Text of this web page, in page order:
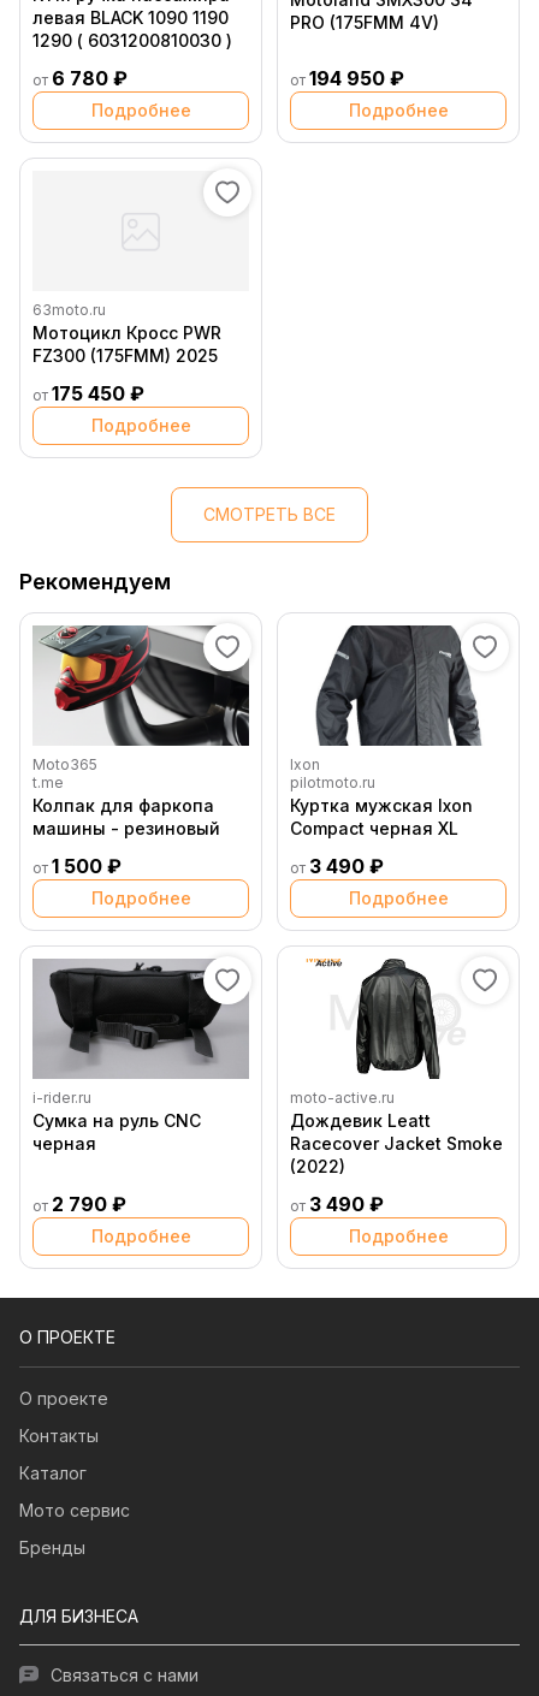
левая BLACK 1090 1190
1290 ( 6031200810030 )
от 6 780 ₽
Подробнее
PRO (175FMM 4V)
от 194 950 ₽
Подробнее
63moto.ru
Мотоцикл Кросс PWR
FZ300 (175FMM) 2025
от 175 450 ₽
Подробнее
СМОТРЕТЬ ВСЕ
Рекомендуем
Moto365
t.me
Колпак для фаркопа
машины - резиновый
от 1 500 ₽
Подробнее
Ixon
pilotmoto.ru
Куртка мужская Ixon
Compact черная XL
от 3 490 ₽
Подробнее
i-rider.ru
Сумка на руль CNC
черная
от 2 790 ₽
Подробнее
moto-active.ru
Дождевик Leatt
Racecover Jacket Smoke
(2022)
от 3 490 ₽
Подробнее
О ПРОЕКТЕ
О проекте
Контакты
Каталог
Мото сервис
Бренды
ДЛЯ БИЗНЕСА
Связаться с нами